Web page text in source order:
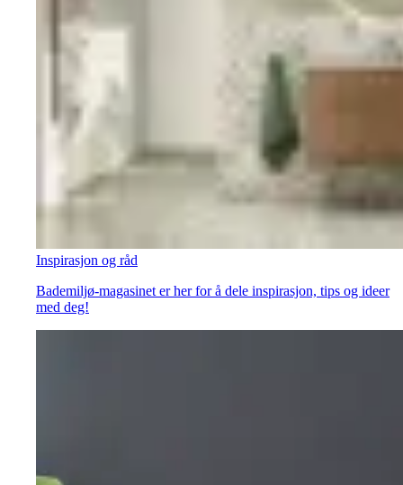
Inspirasjon og råd
Bademiljø-magasinet er her for å dele inspirasjon, tips og ideer
med deg!